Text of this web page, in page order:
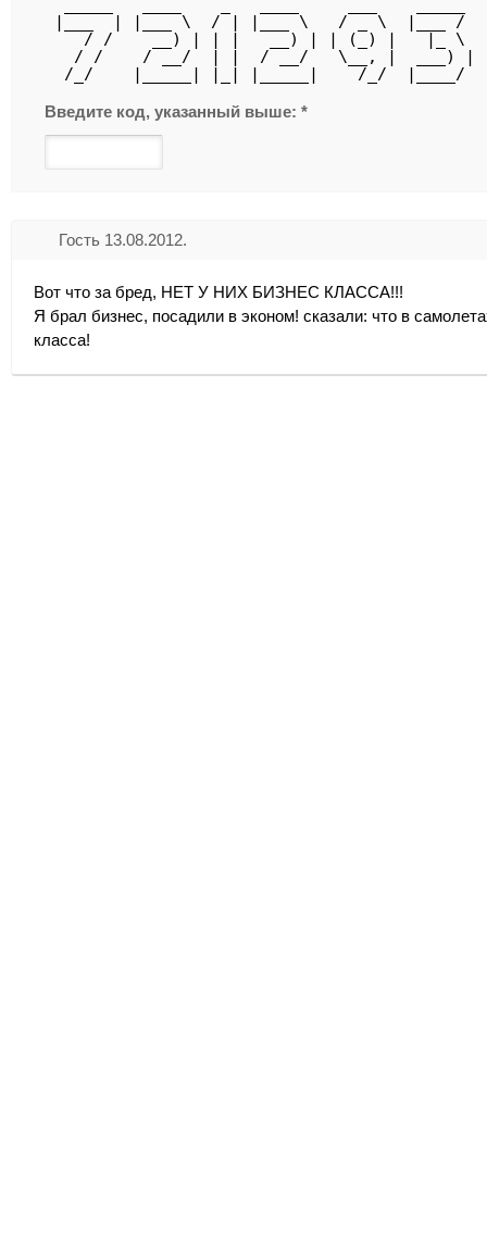
|___  | |___ \  / | |___ \   / _ \  |___ /
    / /    __) | | |   __) | | (_) |   |_ \
   / /    / __/  | |  / __/   \__, |  ___) |
  /_/    |_____| |_| |_____|    /_/  |____/
Введите код, указанный выше: *
Гость 13.08.2012.
Вот что за бред, НЕТ У НИХ БИЗНЕС КЛАССА!!!
Я брал бизнес, посадили в эконом! сказали: что в
класса!